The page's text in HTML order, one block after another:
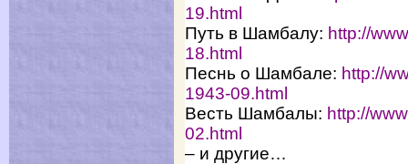
19.html
Путь в Шамбалу: http://
18.html
Песнь о Шамбале: http://
1943-09.html
Весть Шамбалы: http://
02.html
– и другие…